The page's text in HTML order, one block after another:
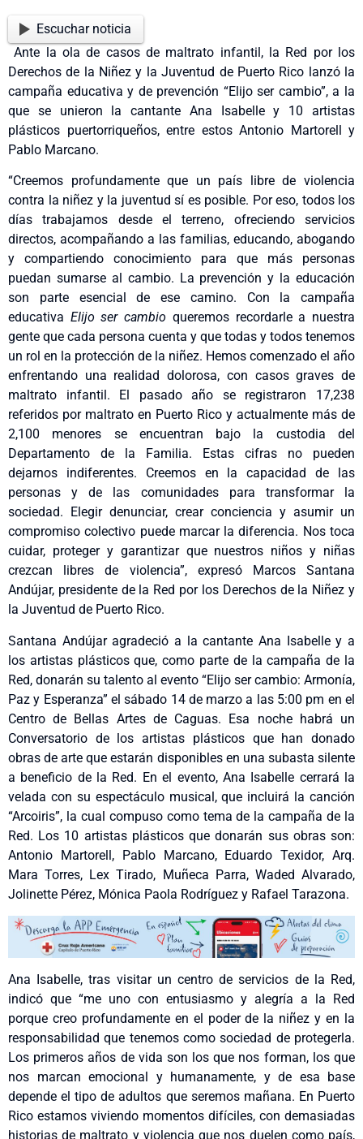
Escuchar noticia
Ante la ola de casos de maltrato infantil, la Red por los
Derechos de la Niñez y la Juventud de Puerto Rico lanzó la
campaña educativa y de prevención “Elijo ser cambio”, a la
que se unieron la cantante Ana Isabelle y 10 artistas
plásticos puertorriqueños, entre estos Antonio Martorell y
Pablo Marcano.
“Creemos profundamente que un país libre de violencia
contra la niñez y la juventud sí es posible. Por eso, todos los
días trabajamos desde el terreno, ofreciendo servicios
directos, acompañando a las familias, educando, abogando
y compartiendo conocimiento para que más personas
puedan sumarse al cambio. La prevención y la educación
son parte esencial de ese camino. Con la campaña
educativa Elijo ser cambio queremos recordarle a nuestra
gente que cada persona cuenta y que todas y todos tenemos
un rol en la protección de la niñez. Hemos comenzado el año
enfrentando una realidad dolorosa, con casos graves de
maltrato infantil. El pasado año se registraron 17,238
referidos por maltrato en Puerto Rico y actualmente más de
2,100 menores se encuentran bajo la custodia del
Departamento de la Familia. Estas cifras no pueden
dejarnos indiferentes. Creemos en la capacidad de las
personas y de las comunidades para transformar la
sociedad. Elegir denunciar, crear conciencia y asumir un
compromiso colectivo puede marcar la diferencia. Nos toca
cuidar, proteger y garantizar que nuestros niños y niñas
crezcan libres de violencia”, expresó Marcos Santana
Andújar, presidente de la Red por los Derechos de la Niñez y
la Juventud de Puerto Rico.
Santana Andújar agradeció a la cantante Ana Isabelle y a
los artistas plásticos que, como parte de la campaña de la
Red, donarán su talento al evento “Elijo ser cambio: Armonía,
Paz y Esperanza” el sábado 14 de marzo a las 5:00 pm en el
Centro de Bellas Artes de Caguas. Esa noche habrá un
Conversatorio de los artistas plásticos que han donado
obras de arte que estarán disponibles en una subasta silente
a beneficio de la Red. En el evento, Ana Isabelle cerrará la
velada con su espectáculo musical, que incluirá la canción
“Arcoiris”, la cual compuso como tema de la campaña de la
Red. Los 10 artistas plásticos que donarán sus obras son:
Antonio Martorell, Pablo Marcano, Eduardo Texidor, Arq.
Mara Torres, Lex Tirado, Muñeca Parra, Waded Alvarado,
Jolinette Pérez, Mónica Paola Rodríguez y Rafael Tarazona.
Ana Isabelle, tras visitar un centro de servicios de la Red,
indicó que “me uno con entusiasmo y alegría a la Red
porque creo profundamente en el poder de la niñez y en la
responsabilidad que tenemos como sociedad de protegerla.
Los primeros años de vida son los que nos forman, los que
nos marcan emocional y humanamente, y de esa base
depende el tipo de adultos que seremos mañana. En Puerto
Rico estamos viviendo momentos difíciles, con demasiadas
historias de maltrato y violencia que nos duelen como país,